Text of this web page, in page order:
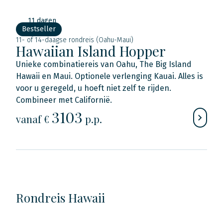
11 dagen
Bestseller
11- of 14-daagse rondreis (Oahu-Maui)
Hawaiian Island Hopper
Unieke combinatiereis van Oahu, The Big Island
Hawaii en Maui. Optionele verlenging Kauai. Alles is
voor u geregeld, u hoeft niet zelf te rijden.
Combineer met Californië.
vanaf € 3103 p.p.
Rondreis Hawaii